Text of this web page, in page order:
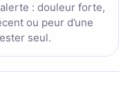
: douleur forte,
ou peur d’une
seul.